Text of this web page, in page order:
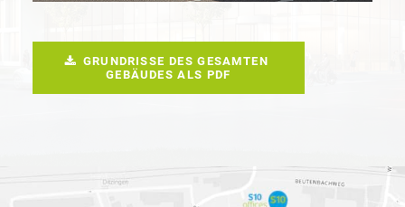
GRUNDRISSE DES GESAMTEN
GEBÄUDES ALS PDF